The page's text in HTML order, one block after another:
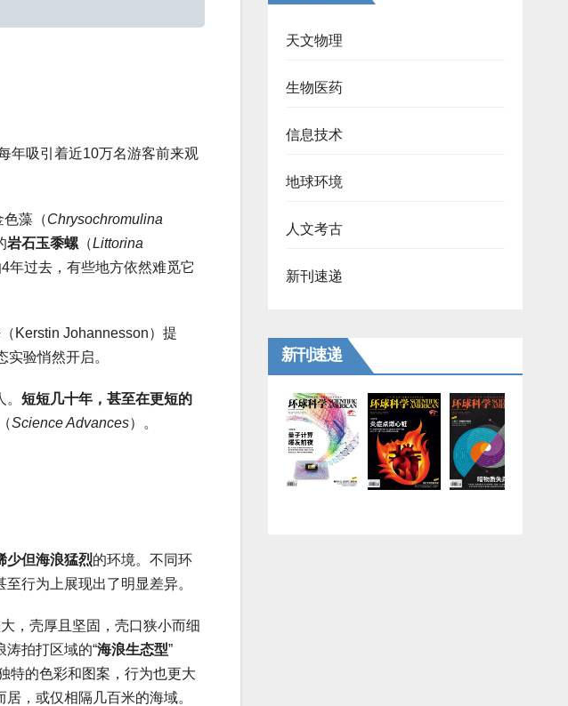
年吸引着近10万名游客前来观
藻（Chrysochromulina
岩石玉黍螺 （Littorina
年过去，有些地方依然难觅它
Kerstin Johannesson）提
实验悄然开启。
短短几十年，甚至在更短的
Science Advances）。
少但海浪猛烈的环境。不同环
行为上展现出了明显差异。
，壳厚且坚固，壳口狭小而细
拍打区域的“海浪生态型”
特的色彩和图案，行为也更大
，或仅相隔几百米的海域。
天文物理
生物医药
信息技术
地球环境
人文考古
新刊速递
新刊速递